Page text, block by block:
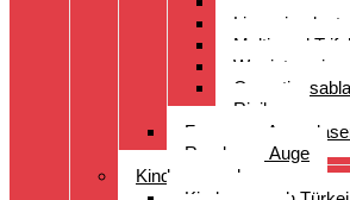
Multi- und
Wer ist
Risiken
Fragen zu
Rund ums Auge
Kinderwunsch